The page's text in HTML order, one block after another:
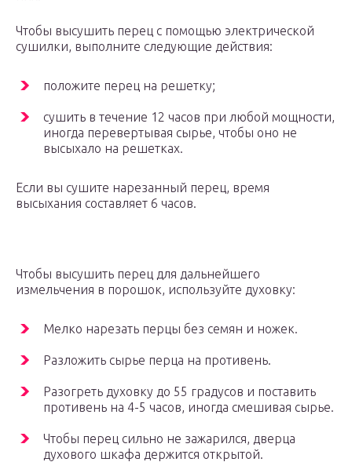
Чтобы высушить перец с помощью электрической
сушилки, выполните следующие действия:
положите перец на решетку;
сушить в течение 12 часов при любой мощности,
иногда перевертывая сырье, чтобы оно не
высыхало на решетках.
Если вы сушите нарезанный перец, время
высыхания составляет 6 часов.
Чтобы высушить перец для дальнейшего
измельчения в порошок, используйте духовку:
Мелко нарезать перцы без семян и ножек.
Разложить сырье перца на противень.
Разогреть духовку до 55 градусов и поставить
противень на 4-5 часов, иногда смешивая сырье.
Чтобы перец сильно не зажарился, дверца
духового шкафа держится открытой.